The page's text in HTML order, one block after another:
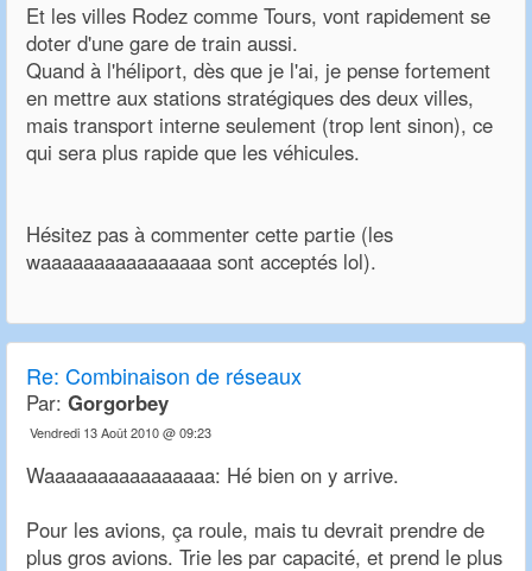
Et les villes Rodez comme Tours, vont rapidement se
doter d'une gare de train aussi.
Quand à l'héliport, dès que je l'ai, je pense fortement
en mettre aux stations stratégiques des deux villes,
mais transport interne seulement (trop lent sinon), ce
qui sera plus rapide que les véhicules.
Hésitez pas à commenter cette partie (les
waaaaaaaaaaaaaaaa sont acceptés lol).
Re: Combinaison de réseaux
Par: Gorgorbey
Vendredi 13 Août 2010 @ 09:23
Waaaaaaaaaaaaaaaa: Hé bien on y arrive.
Pour les avions, ça roule, mais tu devrait prendre de
plus gros avions. Trie les par capacité, et prend le plus